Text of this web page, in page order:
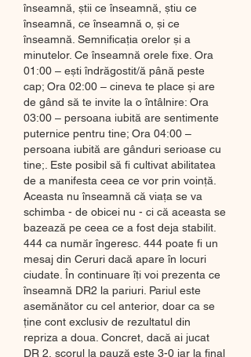
înseamnă, știi ce înseamnă, știu ce
înseamnă, ce înseamnă o, și ce
înseamnă. Semnificația orelor și a
minutelor. Ce înseamnă orele fixe. Ora
01:00 – ești îndrăgostit/ă până peste
cap; Ora 02:00 – cineva te place și are
de gând să te invite la o întâlnire: Ora
03:00 – persoana iubită are sentimente
puternice pentru tine; Ora 04:00 –
persoana iubită are gânduri serioase cu
tine;. Este posibil să fi cultivat abilitatea
de a manifesta ceea ce vor prin voință.
Aceasta nu înseamnă că viața se va
schimba - de obicei nu - ci că aceasta se
bazează pe ceea ce a fost deja stabilit.
444 ca număr îngeresc. 444 poate fi un
mesaj din Ceruri dacă apare în locuri
ciudate. În continuare îți voi prezenta ce
înseamnă DR2 la pariuri. Pariul este
asemănător cu cel anterior, doar ca se
ține cont exclusiv de rezultatul din
repriza a doua. Concret, dacă ai jucat
DR 2, scorul la pauză este 3-0 iar la final